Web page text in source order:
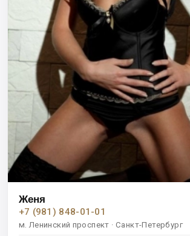
Женя
+7 (981) 848-01-01
м. Ленинский проспект · Санкт-Петербург